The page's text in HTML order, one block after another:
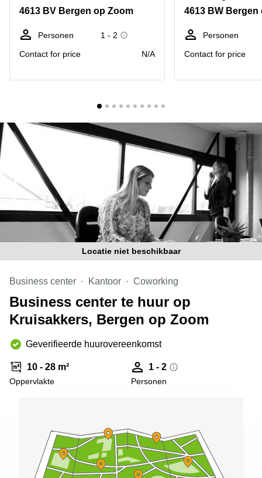
Hengelo
Hilversum
Hoofddorp
Tilburg
Zwolle
Amsterdam
Westpoort
Reeuwijk
Business
Arnhem
Business
center
Hilversum
Business
center
Den
Haag
Coworking
Breda
Coworking
in Arnhem
Coworking
Hilversum
Coworking
space
Zwolle
Kantoor
Hengelo
4613 BV Bergen op Zoom
Personen
1 - 2
Contact for price
N/A
4613 BW Bergen
Personen
Contact for price
Locatie niet beschikbaar
Business center Kantoor Coworking
Business center te huur op
Kruisakkers, Bergen op Zoom
Geverifieerde huurovereenkomst
10 - 28 m²
Oppervlakte
1 - 2
Personen